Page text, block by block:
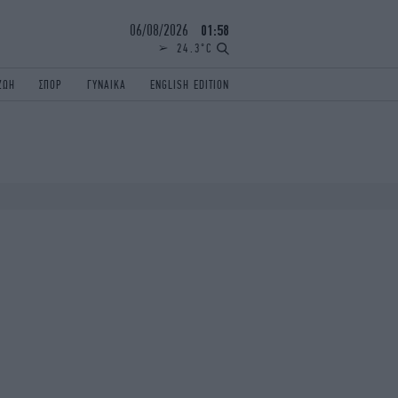
06/08/2026 01:58
24.3°C
ΣΠΟΡ ΓΥΝΑΙΚΑ ENGLISH EDITION